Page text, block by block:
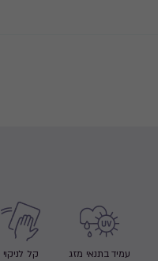
עמיד בתנאי מזג
קל לניקוי